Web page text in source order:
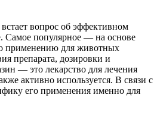
вопрос об эффективном
Самое популярное — на основе
применению для животных
препарата, дозировки и
— это лекарство для лечения
активно используется. В связи с
его применения именно для